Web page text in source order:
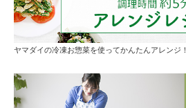
ヤマダイの冷凍お惣菜を使ってかんたんアレンジ！